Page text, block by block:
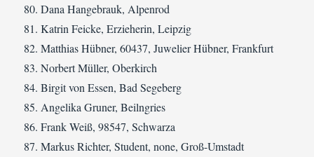
Dana Hangebrauk, Alpenrod
Katrin Feicke, Erzieherin, Leipzig
Matthias Hübner, 60437, Juwelier Hübner, Frankfurt
Norbert Müller, Oberkirch
Birgit von Essen, Bad Segeberg
Angelika Gruner, Beilngries
Frank Weiß, 98547, Schwarza
Markus Richter, Student, none, Groß-Umstadt